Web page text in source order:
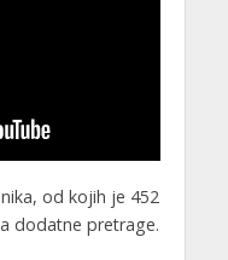
od kojih je 452
dodatne pretrage.